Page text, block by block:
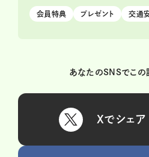
会員特典 プレゼント 交通
あなたのSNSでこの
Xでシェア